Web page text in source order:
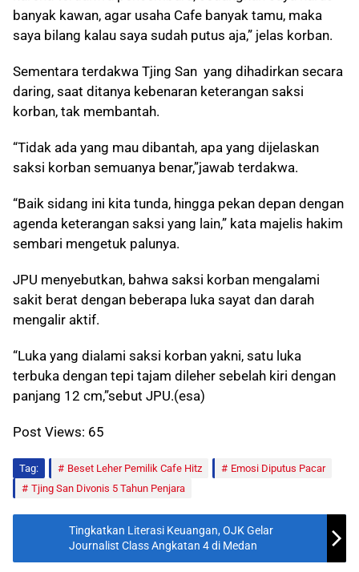
banyak kawan, agar usaha Cafe banyak tamu, maka
saya bilang kalau saya sudah putus aja,” jelas korban.
Sementara terdakwa Tjing San yang dihadirkan secara
daring, saat ditanya kebenaran keterangan saksi
korban, tak membantah.
“Tidak ada yang mau dibantah, apa yang dijelaskan
saksi korban semuanya benar,”jawab terdakwa.
“Baik sidang ini kita tunda, hingga pekan depan dengan
agenda keterangan saksi yang lain,” kata majelis hakim
sembari mengetuk palunya.
JPU menyebutkan, bahwa saksi korban mengalami
sakit berat dengan beberapa luka sayat dan darah
mengalir aktif.
“Luka yang dialami saksi korban yakni, satu luka
terbuka dengan tepi tajam dileher sebelah kiri dengan
panjang 12 cm,”sebut JPU.(esa)
Post Views: 65
Tag: Beset Leher Pemilik Cafe Hitz
Emosi Diputus Pacar
Tjing San Divonis 5 Tahun Penjara
Tingkatkan Literasi Keuangan, OJK Gelar
Journalist Class Angkatan 4 di Medan